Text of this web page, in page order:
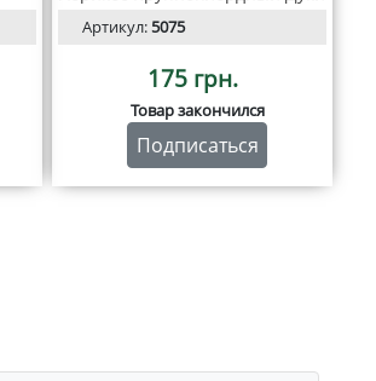
Артикул:5075
175 грн.
Товар закончился
Подписаться